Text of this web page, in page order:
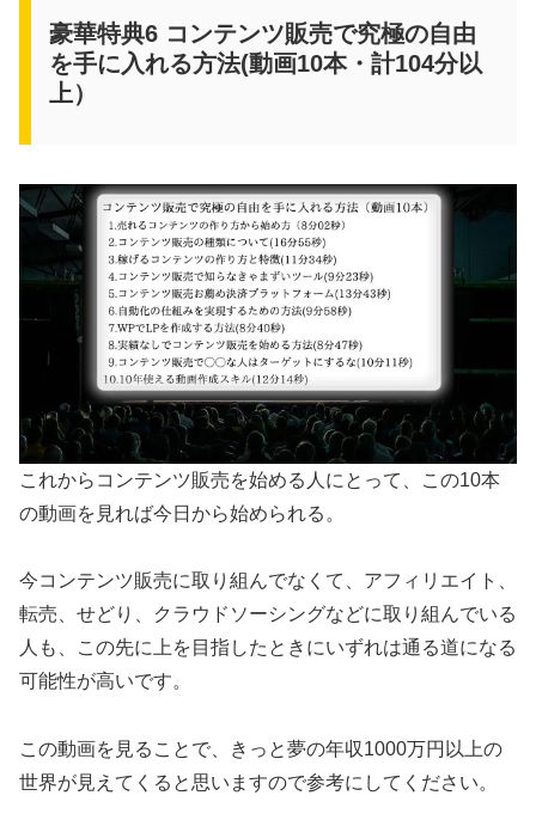
豪華特典6 コンテンツ販売で究極の自由
を手に入れる方法(動画10本・計104分以
上）
これからコンテンツ販売を始める人にとって、この10本
の動画を見れば今日から始められる。
今コンテンツ販売に取り組んでなくて、アフィリエイト、
転売、せどり、クラウドソーシングなどに取り組んでいる
人も、この先に上を目指したときにいずれは通る道になる
可能性が高いです。
この動画を見ることで、きっと夢の年収1000万円以上の
世界が見えてくると思いますので参考にしてください。